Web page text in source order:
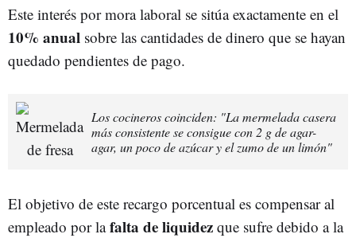
Este interés por mora laboral se sitúa exactamente en el
10% anual sobre las cantidades de dinero que se hayan
quedado pendientes de pago.
Los cocineros coinciden: "La mermelada casera
más consistente se consigue con 2 g de agar-
agar, un poco de azúcar y el zumo de un limón"
El objetivo de este recargo porcentual es compensar al
empleado por lafalta de liquidez que sufre debido a la